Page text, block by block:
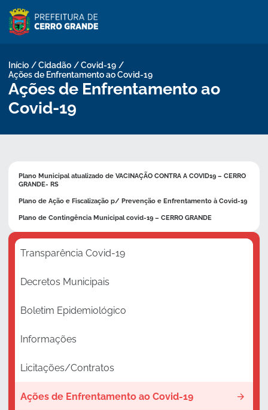
para
conteúdo
Início / Cidadão / Covid-19 /
Ações de Enfrentamento ao Covid-19
Ações de Enfrentamento ao
Covid-19
Transparência Covid-19
Decretos Municipais
Boletim Epidemiológico
Informações
Licitações/Contratos
Ações de Enfrentamento ao Covid-19
Plano Municipal atualizado de VACINAÇÃO CONTRA A COVID19 – CERRO
GRANDE- RS
Plano de Ação e Fiscalização p/ Prevenção e Enfrentamento à Covid-19
Plano de Contingência Municipal covid-19 – CERRO GRANDE